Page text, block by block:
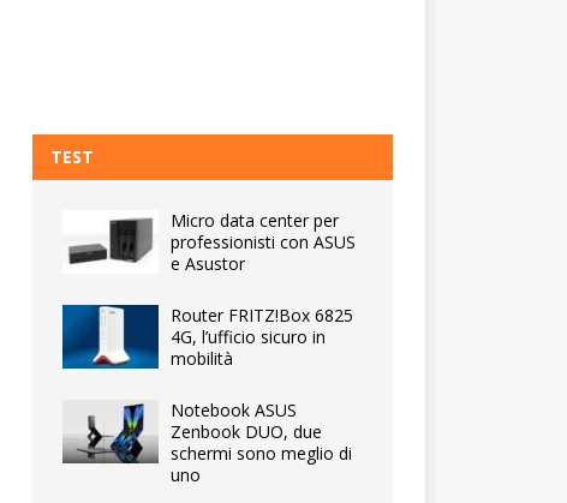
TEST
Micro data center per
professionisti con ASUS
e Asustor
Router FRITZ!Box 6825
4G, l’ufficio sicuro in
mobilità
Notebook ASUS
Zenbook DUO, due
schermi sono meglio di
uno